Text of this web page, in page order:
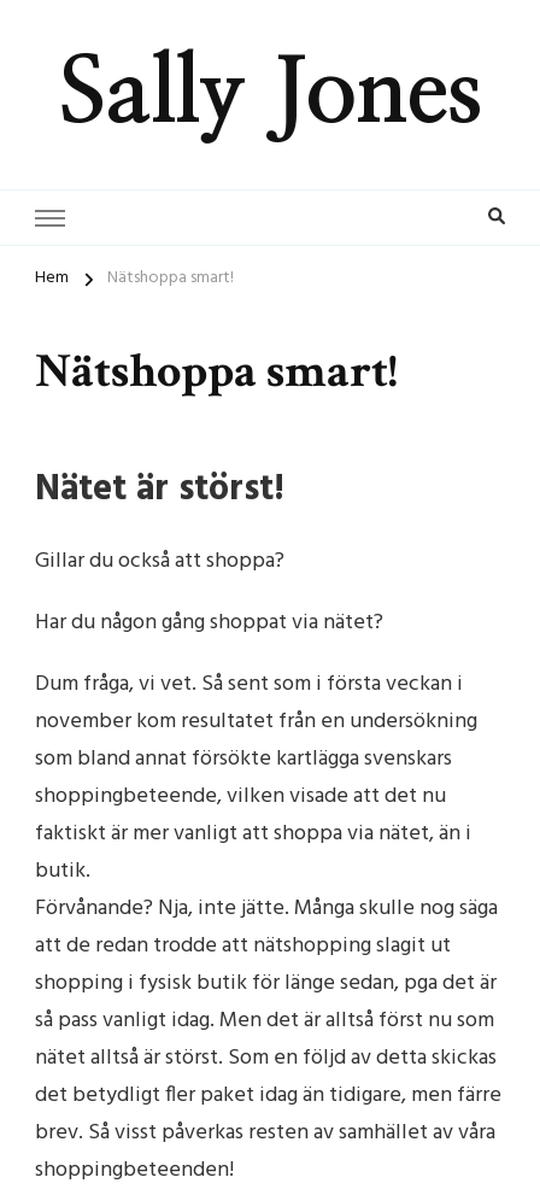
Sally Jones
Hem Nätshoppa smart!
Nätshoppa smart!
Nätet är störst!
Gillar du också att shoppa?
Har du någon gång shoppat via nätet?
Dum fråga, vi vet. Så sent som i första veckan i
november kom resultatet från en undersökning
som bland annat försökte kartlägga svenskars
shoppingbeteende, vilken visade att det nu
faktiskt är mer vanligt att shoppa via nätet, än i
butik.
Förvånande? Nja, inte jätte. Många skulle nog säga
att de redan trodde att nätshopping slagit ut
shopping i fysisk butik för länge sedan, pga det är
så pass vanligt idag. Men det är alltså först nu som
nätet alltså är störst. Som en följd av detta skickas
det betydligt fler paket idag än tidigare, men färre
brev. Så visst påverkas resten av samhället av våra
shoppingbeteenden!